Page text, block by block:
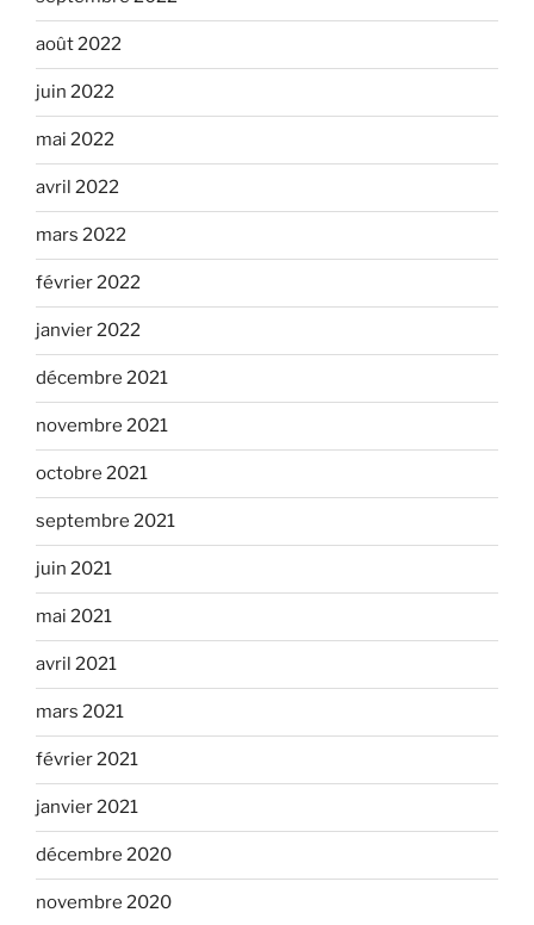
août 2022
juin 2022
mai 2022
avril 2022
mars 2022
février 2022
janvier 2022
décembre 2021
novembre 2021
octobre 2021
septembre 2021
juin 2021
mai 2021
avril 2021
mars 2021
février 2021
janvier 2021
décembre 2020
novembre 2020